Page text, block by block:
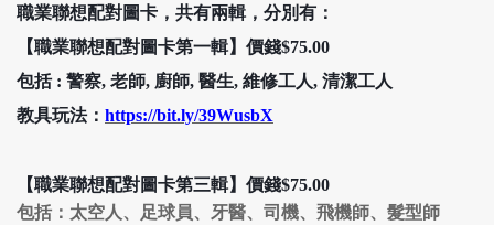
職業聯想配對圖卡，共有兩輯，分別有：
【職業聯想配對圖卡第一輯】價錢$75.00
包括 : 警察, 老師, 廚師, 醫生, 維修工人, 清潔工人
教具玩法： https://bit.ly/39WusbX
【職業聯想配對圖卡第三輯】價錢$75.00
包括：太空人、足球員、牙醫、司機、飛機師、髮型師